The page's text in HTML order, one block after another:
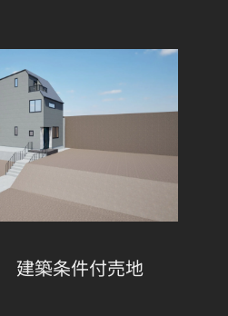
建築条件付売地